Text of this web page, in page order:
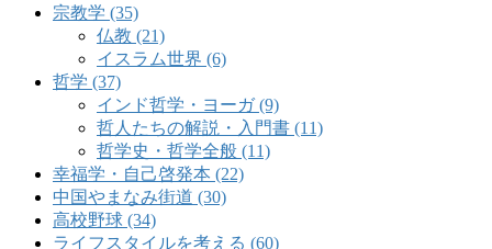
宗教学 (35)
仏教 (21)
イスラム世界 (6)
哲学 (37)
インド哲学・ヨーガ (9)
哲人たちの解説・入門書 (11)
哲学史・哲学全般 (11)
幸福学・自己啓発本 (22)
中国やまなみ街道 (30)
高校野球 (34)
ライフスタイルを考える (60)